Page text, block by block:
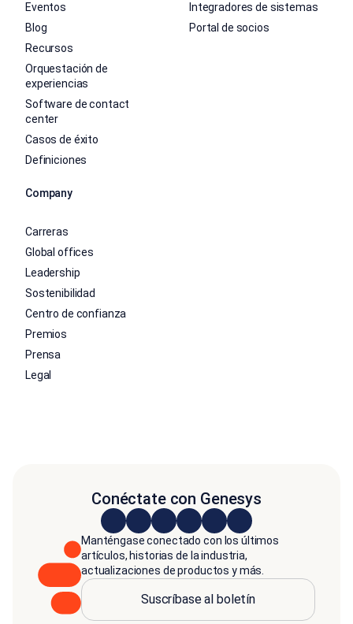
Eventos
Blog
Recursos
Orquestación de
experiencias
Software de contact
center
Casos de éxito
Definiciones
Integradores de sistemas
Portal de socios
Company
Carreras
Global offices
Leadership
Sostenibilidad
Centro de confianza
Premios
Prensa
Legal
Conéctate con Genesys
Manténgase conectado con los últimos
artículos, historias de la industria,
actualizaciones de productos y más.
Suscríbase al boletín